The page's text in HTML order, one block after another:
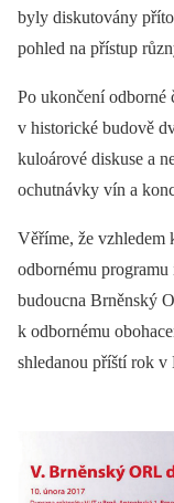
byly diskutovány
pohled na přístup
Po ukončení odborné
v historické budově
kuloárové diskuse a
ochutnávky vín a
Věříme, že vzhledem
odbornému programu
budoucna Brněnský
k odbornému
shledanou příští rok v